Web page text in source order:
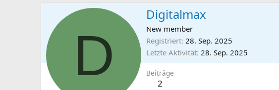
D
Digitalmax
New member
Registriert 28. Sep. 2025
Letzte Aktivität 28. Sep. 2025
Beiträge
2